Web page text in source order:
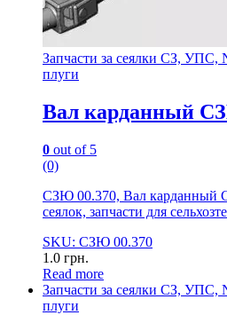
Запчасти за сеялки СЗ, УПС,
плуги
Вал карданный
0 out of 5
(0)
СЗЮ 00.370, Вал карданный
сеялок, запчасти для
SKU: СЗЮ 00.370
1.0 грн.
Read more
Запчасти за сеялки СЗ, УПС,
плуги